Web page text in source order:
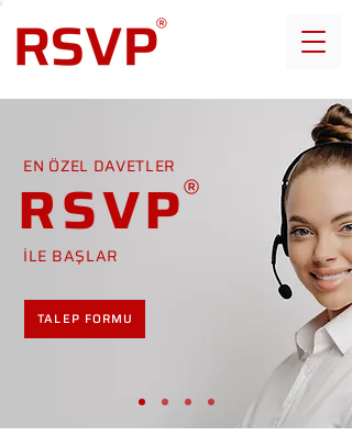
EN ÖZEL DAVETLER
RSVP
İLE BAŞLAR
TALEP FORMU